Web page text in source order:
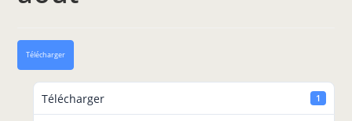
Télécharger
Télécharger 1